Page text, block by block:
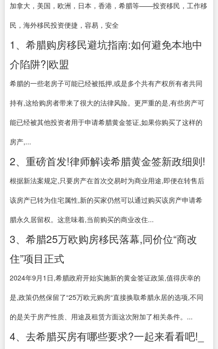
加拿大，美国，欧洲，日本，香港，希腊等——投资移民，工作移
民，海外移民投资便捷，容易，安全
1、希腊购房移民避坑指南:如何避免本地中
介陷阱?|欧盟
希腊的一些老房子可能已经被抵押,或是多个共有产权所有者共同
持有,这给购房者带来了很大的法律风险。更严重的是,有些房产可
能已经被其他投资者用于申请希腊黄金签证,如果你购买了这样的
房产,...
2、重磅首发!律师解读希腊黄金签新政细则!
根据新法案规定,只要房产在首次交易时为商业用途,即便在转售后
该房产已转为住宅属性,新的买家仍然可以通过购买该房产申请希
腊永久居留权。这意味着,当前购买的商业改住...
3、希腊25万欧购房移民落幕,同价位“商改
住”项目正式
2024年9月1日,希腊政府开始实施新的黄金签证政策,值得庆幸的
是,政策仍然保留了“25万欧元购房“直接换取希腊永居的选项,不同
的是关于房产性质、用途及租赁方面这次附加了相关条件。...
4、去希腊买房有哪些要求?一起来看看吧!_